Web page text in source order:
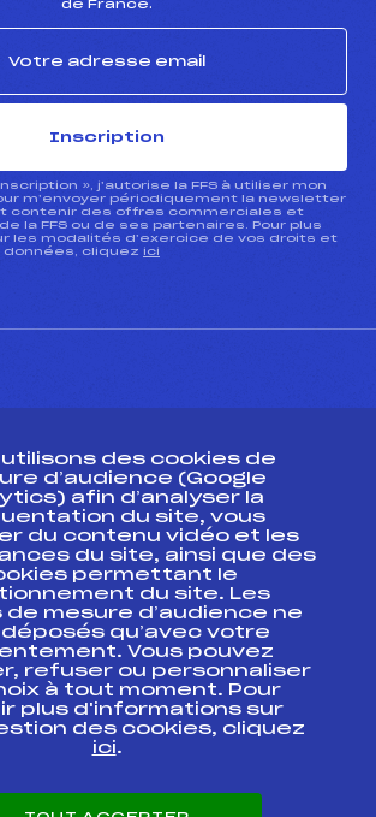
de France.
Inscription
», j’autorise la FFS à utiliser mon
m’envoyer périodiquement la newsletter
contenir des offres commerciales et
la FFS ou de ses partenaires. Pour plus
les modalités d’exercice de vos droits et
données, cliquez ici
fédéral
performance fédéral
Formation, Suivi
l’athlète
professionnel
utilisons des cookies de
d’audience (Google
afin d’analyser la
du site, vous
du contenu vidéo et les
du site, ainsi que des
permettant le
du site. Les
de mesure d’audience ne
qu’avec votre
Vous pouvez
refuser ou personnaliser
à tout moment. Pour
plus d'informations sur
des cookies, cliquez
ici.